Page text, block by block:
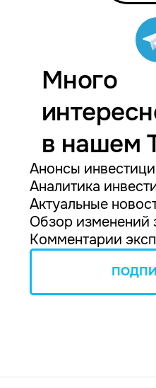
Много
в нашем
Анонсы
Аналитика
Актуальные
Обзор изменений
Комментарии